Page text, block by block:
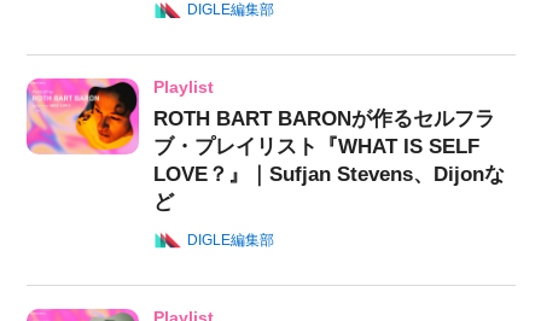
DIGLE編集部
Playlist
ROTH BART BARONが作るセルフラ
ブ・プレイリスト『WHAT IS SELF
LOVE？』｜Sufjan Stevens、Dijonな
ど
DIGLE編集部
Playlist